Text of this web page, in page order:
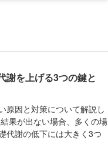
謝を上げる3つの鍵と
原因と対策について解説し
果が出ない場合、多くの場
代謝の低下には大きく3つ